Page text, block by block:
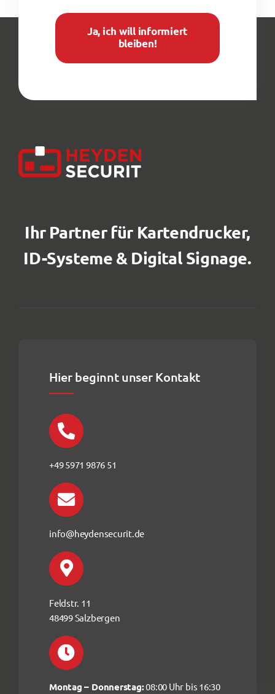
Ja, ich will informiert
bleiben!
Ihr Partner für Kartendrucker,
ID-Systeme & Digital Signage.
Hier beginnt unser Kontakt
+49 5971 9876 51
info@heydensecurit.de
Feldstr. 11
48499 Salzbergen
Montag – Donnerstag:08:00 Uhr bis 16:30